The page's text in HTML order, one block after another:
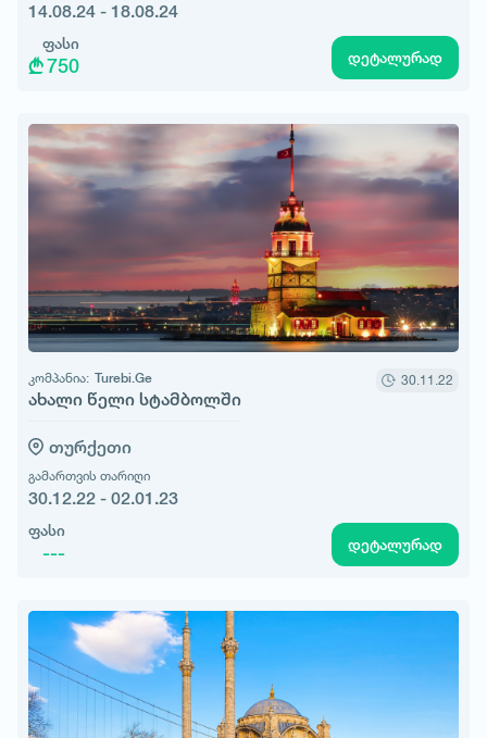
14.08.24 - 18.08.24
ფასი
750 დეტალურად
კომპანია: Turebi.Ge
ახალი წელი სტამბოლში
30.11.22
თურქეთი
გამართვის თარიღი
30.12.22 - 02.01.23
ფასი
--- დეტალურად